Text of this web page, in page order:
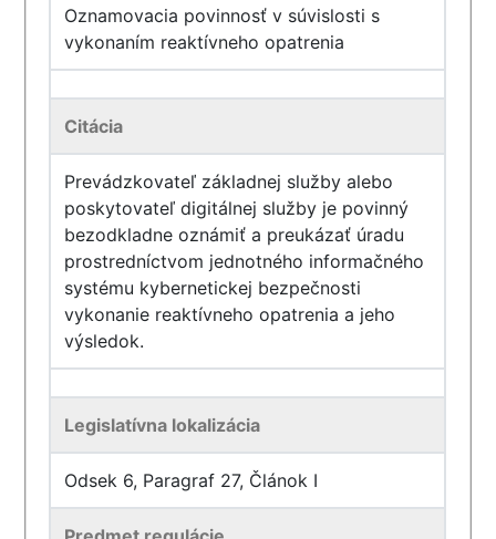
Oznamovacia povinnosť v súvislosti s
vykonaním reaktívneho opatrenia
Citácia
Prevádzkovateľ základnej služby alebo
poskytovateľ digitálnej služby je povinný
bezodkladne oznámiť a preukázať úradu
prostredníctvom jednotného informačného
systému kybernetickej bezpečnosti
vykonanie reaktívneho opatrenia a jeho
výsledok.
Legislatívna lokalizácia
Odsek 6, Paragraf 27, Článok I